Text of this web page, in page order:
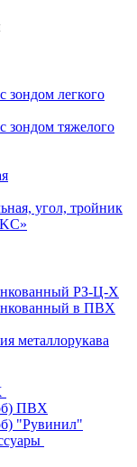
легкого
тяжелого
угол, тройник
РЗ-Ц-Х
в ПВХ
металлорукава
ПВХ
"Рувинил"